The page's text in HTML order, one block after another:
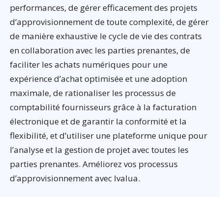
performances, de gérer efficacement des projets
d’approvisionnement de toute complexité, de gérer
de manière exhaustive le cycle de vie des contrats
en collaboration avec les parties prenantes, de
faciliter les achats numériques pour une
expérience d’achat optimisée et une adoption
maximale, de rationaliser les processus de
comptabilité fournisseurs grâce à la facturation
électronique et de garantir la conformité et la
flexibilité, et d’utiliser une plateforme unique pour
l’analyse et la gestion de projet avec toutes les
parties prenantes. Améliorez vos processus
d’approvisionnement avec Ivalua.